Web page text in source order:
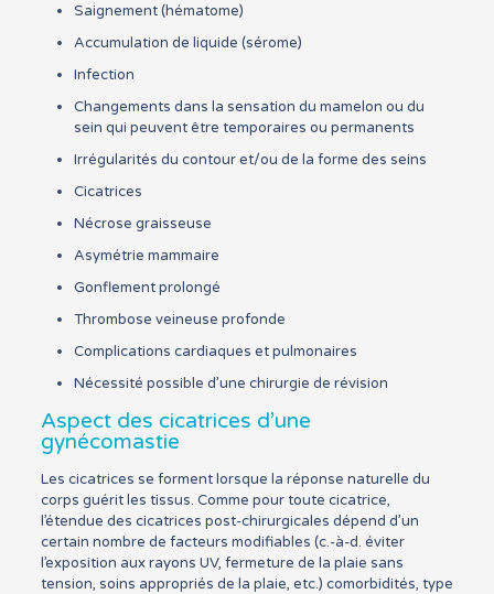
Saignement (hématome)
Accumulation de liquide (sérome)
Infection
Changements dans la sensation du mamelon ou du
sein qui peuvent être temporaires ou permanents
Irrégularités du contour et/ou de la forme des seins
Cicatrices
Nécrose graisseuse
Asymétrie mammaire
Gonflement prolongé
Thrombose veineuse profonde
Complications cardiaques et pulmonaires
Nécessité possible d’une chirurgie de révision
Aspect des cicatrices d’une
gynécomastie
Les cicatrices se forment lorsque la réponse naturelle du
corps guérit les tissus. Comme pour toute cicatrice,
l’étendue des cicatrices post-chirurgicales dépend d’un
certain nombre de facteurs modifiables (c.-à-d. éviter
l’exposition aux rayons UV, fermeture de la plaie sans
tension, soins appropriés de la plaie, etc.) comorbidités, type